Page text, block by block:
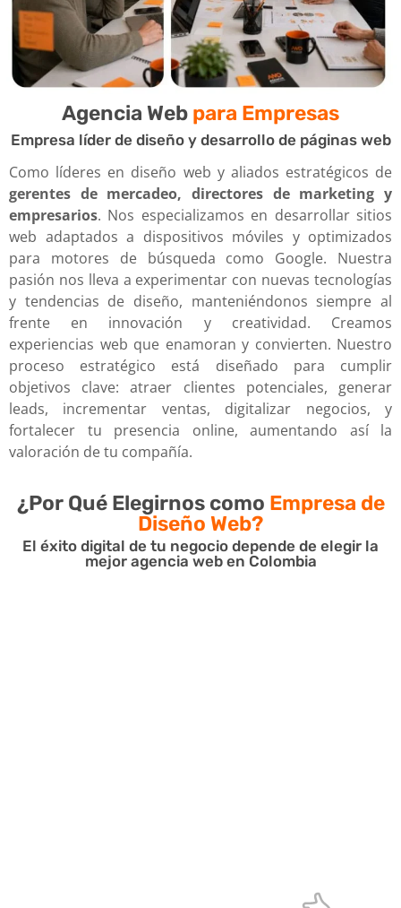
Agencia Web para Empresas
Empresa líder de diseño y desarrollo de páginas web
Como líderes en diseño web y aliados estratégicos de
gerentes de mercadeo, directores de marketing y
empresarios. Nos especializamos en desarrollar sitios
web adaptados a dispositivos móviles y optimizados
para motores de búsqueda como Google. Nuestra
pasión nos lleva a experimentar con nuevas tecnologías
y tendencias de diseño, manteniéndonos siempre al
frente en innovación y creatividad. Creamos
experiencias web que enamoran y convierten. Nuestro
proceso estratégico está diseñado para cumplir
objetivos clave: atraer clientes potenciales, generar
leads, incrementar ventas, digitalizar negocios, y
fortalecer tu presencia online, aumentando así la
valoración de tu compañía.
¿Por Qué Elegirnos como Empresa de
Diseño Web?
El éxito digital de tu negocio depende de elegir la
mejor agencia web en Colombia